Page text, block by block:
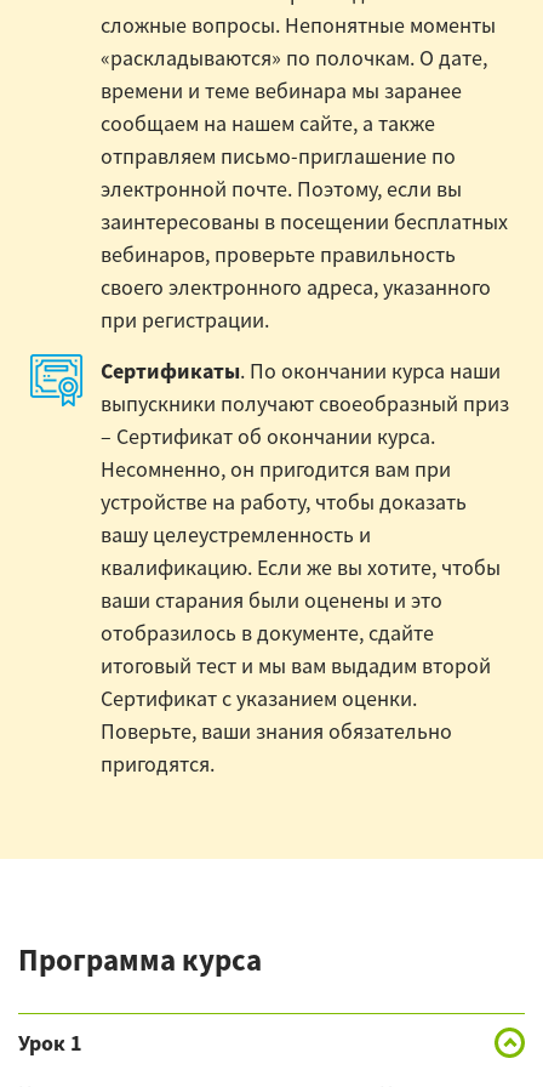
сложные вопросы. Непонятные моменты
«раскладываются» по полочкам. О дате,
времени и теме вебинара мы заранее
сообщаем на нашем сайте, а также
отправляем письмо-приглашение по
электронной почте. Поэтому, если вы
заинтересованы в посещении бесплатных
вебинаров, проверьте правильность
своего электронного адреса, указанного
при регистрации.
Сертификаты. По окончании курса наши
выпускники получают своеобразный приз
– Сертификат об окончании курса.
Несомненно, он пригодится вам при
устройстве на работу, чтобы доказать
вашу целеустремленность и
квалификацию. Если же вы хотите, чтобы
ваши старания были оценены и это
отобразилось в документе, сдайте
итоговый тест и мы вам выдадим второй
Сертификат с указанием оценки.
Поверьте, ваши знания обязательно
пригодятся.
Программа курса
Урок 1